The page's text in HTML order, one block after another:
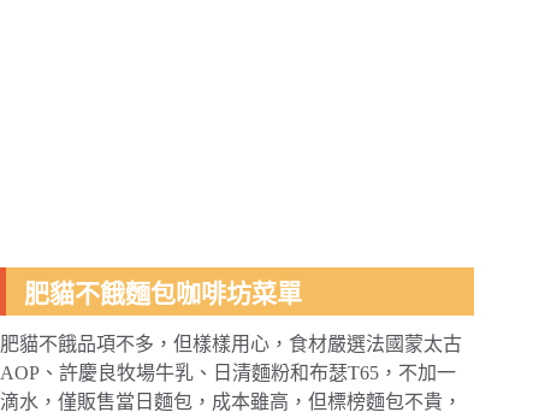
肥貓不餓麵包咖啡坊菜單
肥貓不餓品項不多，但樣樣用心，食材嚴選法國蒙太古
AOP、許慶良牧場牛乳、日清麵粉和布瑟T65，不加一
滴水，僅販售當日麵包，成本雖高，但標榜麵包不貴，